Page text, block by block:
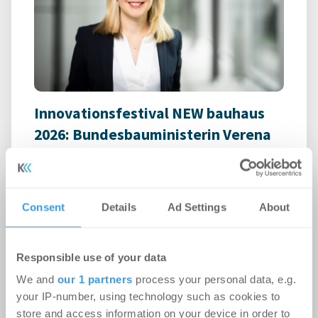
Consent Details Ad Settings About
Responsible use of your data
We and our 1 partners process your personal data, e.g.
your IP-number, using technology such as cookies to
store and access information on your device in order to
Innovationsfestival NEW bauhaus
2026: Bundesbauministerin Verena
Events 27.07.2026
+++ Bund und Freistaat Thüringen senden starkes
Thüringens Ministerpräsident Mario Voigt ...